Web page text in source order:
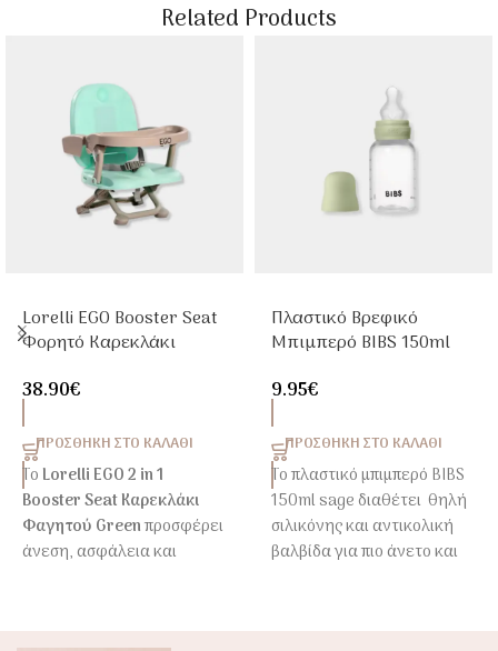
Related Products
Lorelli EGO Booster Seat
Φορητό Καρεκλάκι
38.90€
ΠΡΟΣΘΉΚΗ ΣΤΟ ΚΑΛΆΘΙ
Το Lorelli EGO 2 in 1
Booster Seat Καρεκλάκι
Φαγητού Greenπροσφέρει
άνεση, ασφάλεια και
Πλαστικό Βρεφικό
Μπιμπερό BIBS 150ml
9.95€
ΠΡΟΣΘΉΚΗ ΣΤΟ ΚΑΛΆΘΙ
Το πλαστικό μπιμπερό BIBS
150ml sage διαθέτει θηλή
σιλικόνης και αντικολική
βαλβίδα για πιο άνετο και